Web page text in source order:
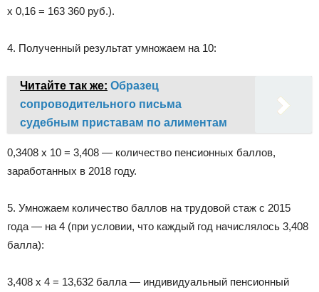
x 0,16 = 163 360 руб.).
4. Полученный результат умножаем на 10:
Читайте так же: Образец
сопроводительного письма
судебным приставам по алиментам
0,3408 x 10 = 3,408 — количество пенсионных баллов,
заработанных в 2018 году.
5. Умножаем количество баллов на трудовой стаж с 2015
года — на 4 (при условии, что каждый год начислялось 3,408
балла):
3,408 x 4 = 13,632 балла — индивидуальный пенсионный